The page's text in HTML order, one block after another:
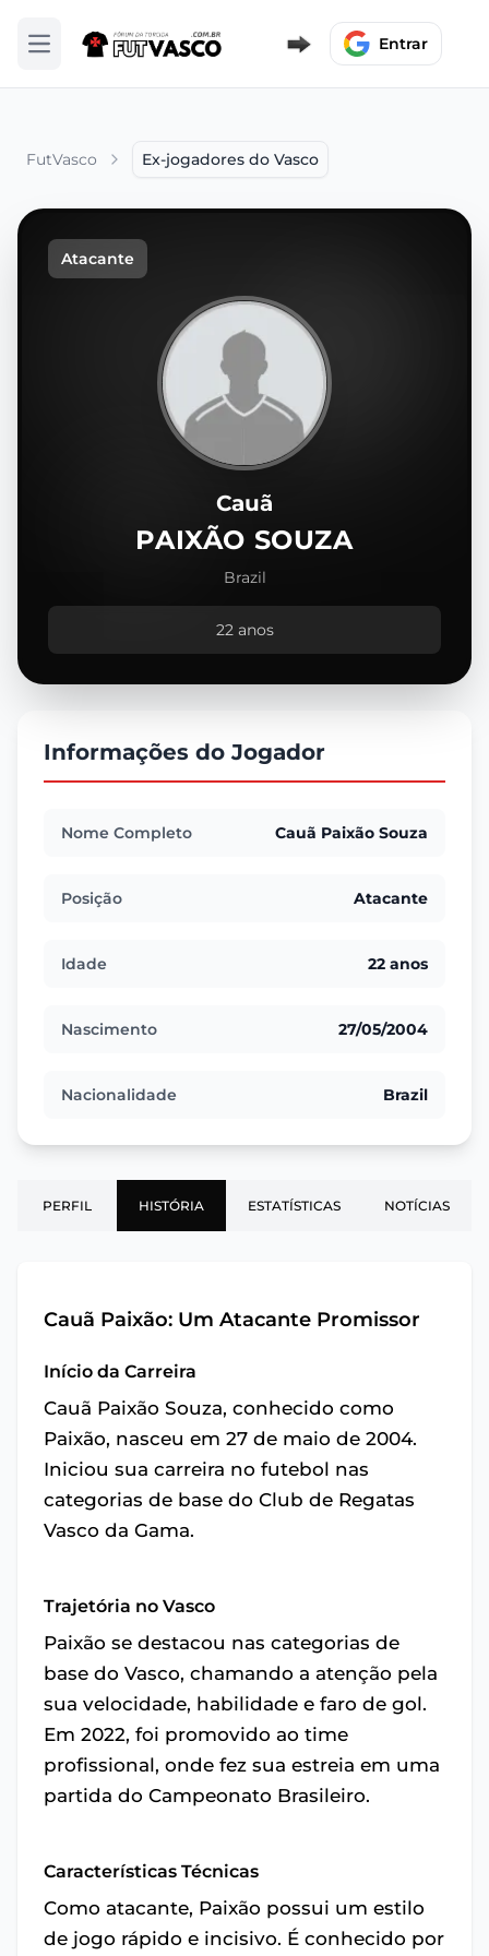
Abrir menu Entrar
FutVasco Ex-jogadores do Vasco
Atacante
Cauã
PAIXÃO SOUZA
Brazil
22 anos
Informações do Jogador
Nome Completo Cauã Paixão Souza
Posição Atacante
Idade 22 anos
Nascimento 27/05/2004
Nacionalidade Brazil
PERFIL HISTÓRIA ESTATÍSTICAS NOTÍCIAS
Cauã Paixão: Um Atacante Promissor
Início da Carreira
Cauã Paixão Souza, conhecido como
Paixão, nasceu em 27 de maio de 2004.
Iniciou sua carreira no futebol nas
categorias de base do Club de Regatas
Vasco da Gama.
Trajetória no Vasco
Paixão se destacou nas categorias de
base do Vasco, chamando a atenção pela
sua velocidade, habilidade e faro de gol.
Em 2022, foi promovido ao time
profissional, onde fez sua estreia em uma
partida do Campeonato Brasileiro.
Características Técnicas
Como atacante, Paixão possui um estilo
de jogo rápido e incisivo. É conhecido por